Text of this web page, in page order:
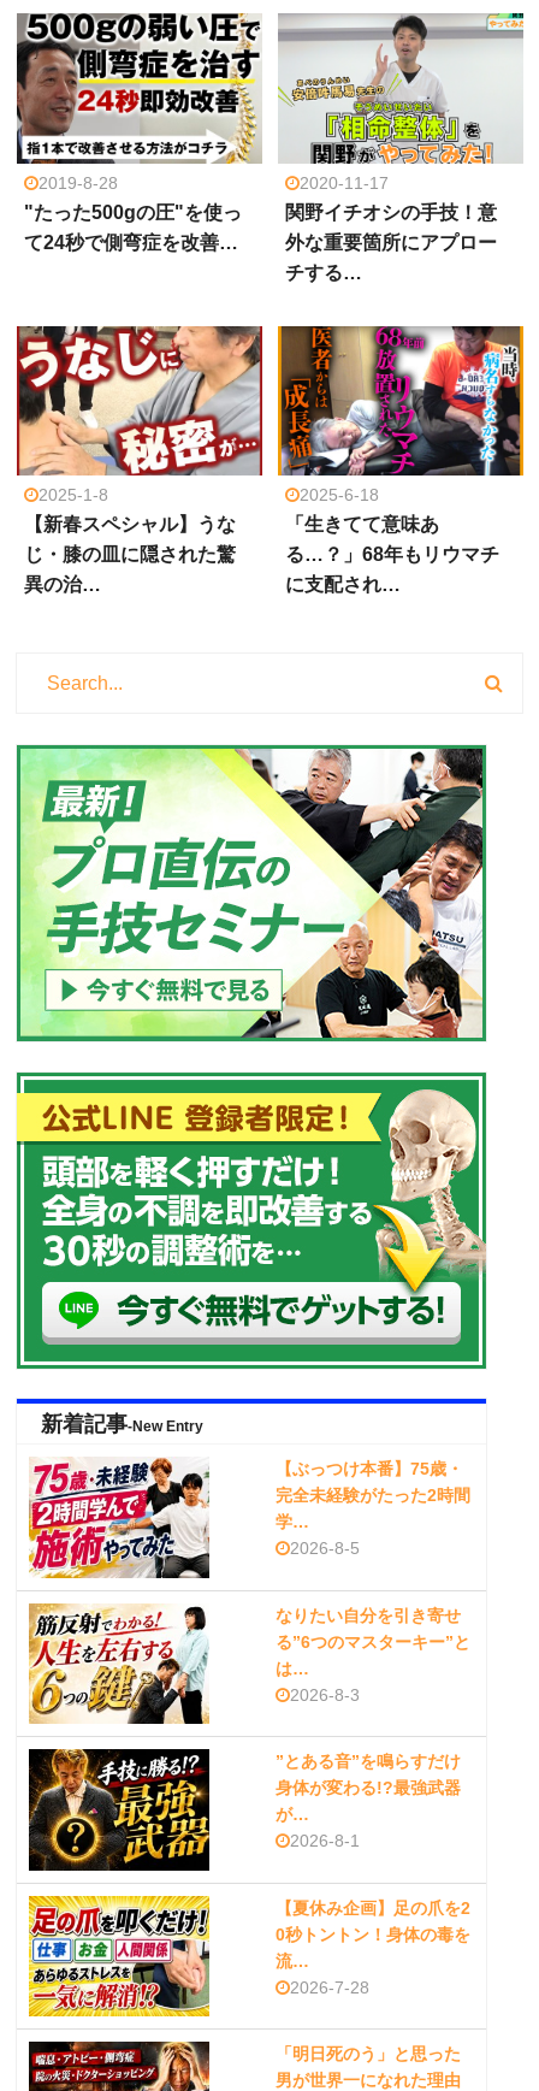
2019-8-28
"たった500gの圧"を使っ
て24秒で側弯症を改善…
2020-11-17
関野イチオシの手技！意
外な重要箇所にアプロー
チする…
2025-1-8
【新春スペシャル】うな
じ・膝の皿に隠された驚
異の治…
2025-6-18
「生きてて意味あ
る…？」68年もリウマチ
に支配され…
新着記事-New Entry
【ぶっつけ本番】75歳・
完全未経験がたった2時間
学…
2026-8-5
なりたい自分を引き寄せ
る”6つのマスターキー”と
は…
2026-8-3
”とある音”を鳴らすだけ
身体が変わる!?最強武器
が…
2026-8-1
【夏休み企画】足の爪を2
0秒トントン！身体の毒を
流…
2026-7-28
「明日死のう」と思った
男が世界一になれた理由